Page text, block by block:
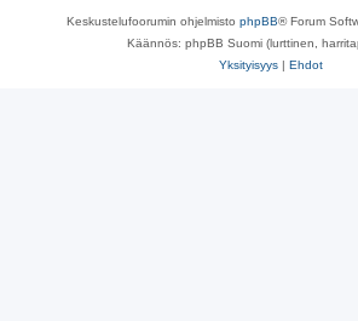
Keskustelufoorumin ohjelmisto phpBB® Forum
Käännös: phpBB Suomi (lurttinen,
Yksityisyys | Ehdot